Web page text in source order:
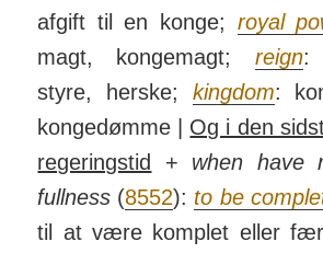
afgift til en konge; royal
magt, konge­magt; reign:
styre, herske; kingdom:
konge­dømme | Og i den
reger­ings­tid
+ when have
fullness (8552): to be
til at være komplet eller